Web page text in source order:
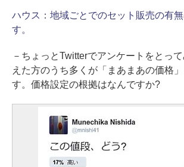
ハウス： 地域ごとでのセット販売の有
す。
－ちょっとTwitterでアンケートをとっ
えた方のうち多くが「まあまあの価格
す。価格設定の根拠はなんですか?